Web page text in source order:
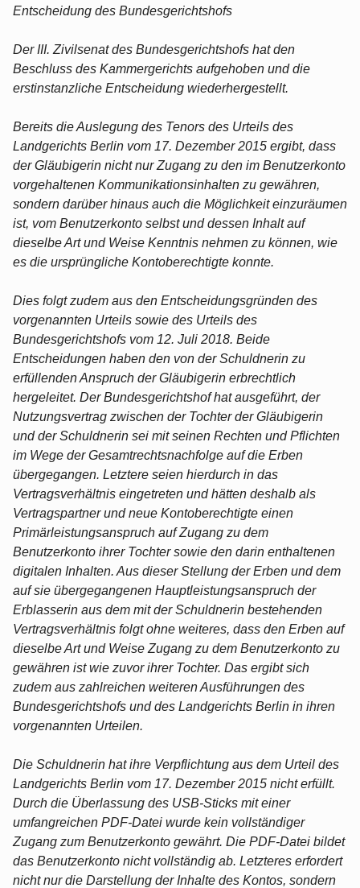
Entscheidung des Bundesgerichtshofs
Der III. Zivilsenat des Bundesgerichtshofs hat den
Beschluss des Kammergerichts aufgehoben und die
erstinstanzliche Entscheidung wiederhergestellt.
Bereits die Auslegung des Tenors des Urteils des
Landgerichts Berlin vom 17. Dezember 2015 ergibt, dass
der Gläubigerin nicht nur Zugang zu den im Benutzerkonto
vorgehaltenen Kommunikationsinhalten zu gewähren,
sondern darüber hinaus auch die Möglichkeit einzuräumen
ist, vom Benutzerkonto selbst und dessen Inhalt auf
dieselbe Art und Weise Kenntnis nehmen zu können, wie
es die ursprüngliche Kontoberechtigte konnte.
Dies folgt zudem aus den Entscheidungsgründen des
vorgenannten Urteils sowie des Urteils des
Bundesgerichtshofs vom 12. Juli 2018. Beide
Entscheidungen haben den von der Schuldnerin zu
erfüllenden Anspruch der Gläubigerin erbrechtlich
hergeleitet. Der Bundesgerichtshof hat ausgeführt, der
Nutzungsvertrag zwischen der Tochter der Gläubigerin
und der Schuldnerin sei mit seinen Rechten und Pflichten
im Wege der Gesamtrechtsnachfolge auf die Erben
übergegangen. Letztere seien hierdurch in das
Vertragsverhältnis eingetreten und hätten deshalb als
Vertragspartner und neue Kontoberechtigte einen
Primärleistungsanspruch auf Zugang zu dem
Benutzerkonto ihrer Tochter sowie den darin enthaltenen
digitalen Inhalten. Aus dieser Stellung der Erben und dem
auf sie übergegangenen Hauptleistungsanspruch der
Erblasserin aus dem mit der Schuldnerin bestehenden
Vertragsverhältnis folgt ohne weiteres, dass den Erben auf
dieselbe Art und Weise Zugang zu dem Benutzerkonto zu
gewähren ist wie zuvor ihrer Tochter. Das ergibt sich
zudem aus zahlreichen weiteren Ausführungen des
Bundesgerichtshofs und des Landgerichts Berlin in ihren
vorgenannten Urteilen.
Die Schuldnerin hat ihre Verpflichtung aus dem Urteil des
Landgerichts Berlin vom 17. Dezember 2015 nicht erfüllt.
Durch die Überlassung des USB-Sticks mit einer
umfangreichen PDF-Datei wurde kein vollständiger
Zugang zum Benutzerkonto gewährt. Die PDF-Datei bildet
das Benutzerkonto nicht vollständig ab. Letzteres erfordert
nicht nur die Darstellung der Inhalte des Kontos, sondern